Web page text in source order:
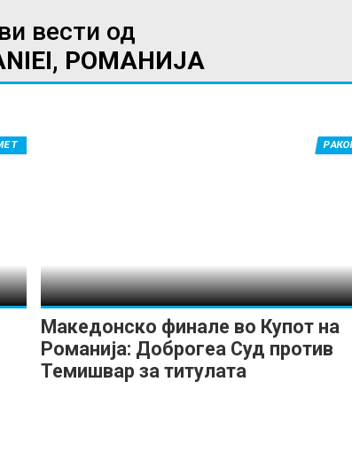
вести од
РОМАНИЈА
Македонско финале во Купот на
Романија: Доброгеа Суд против
Темишвар за титулата
RSS
Gol.mk се заштитени со Законот за авторското право и
употреба на текстови, фотографии или податоци